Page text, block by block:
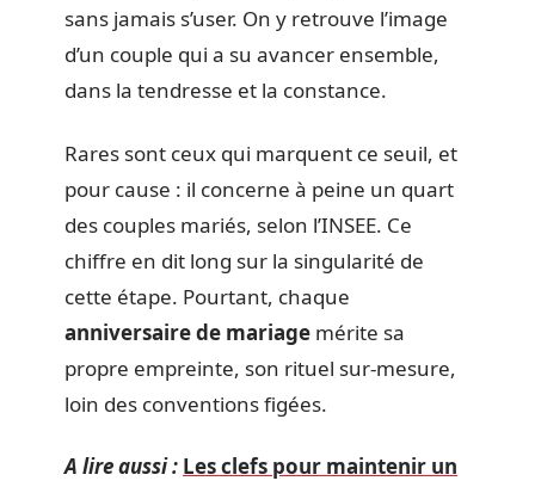
sans jamais s’user. On y retrouve l’image
d’un couple qui a su avancer ensemble,
dans la tendresse et la constance.
Rares sont ceux qui marquent ce seuil, et
pour cause : il concerne à peine un quart
des couples mariés, selon l’INSEE. Ce
chiffre en dit long sur la singularité de
cette étape. Pourtant, chaque
anniversaire de mariage mérite sa
propre empreinte, son rituel sur-mesure,
loin des conventions figées.
A lire aussi : Les clefs pour maintenir un